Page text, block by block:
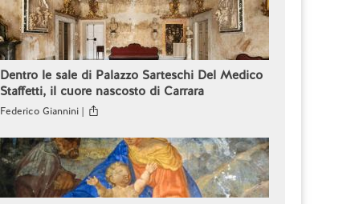
Dentro le sale di Palazzo Sarteschi Del Medico
Staffetti, il cuore nascosto di Carrara
Federico Giannini |